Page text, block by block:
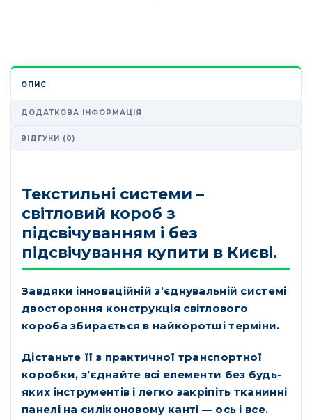
ОПИС
ДОДАТКОВА ІНФОРМАЦІЯ
ВІДГУКИ (0)
Текстильні системи –
світловий короб з
підсвічуванням і без
підсвічування купити в Києві.
Завдяки інноваційній з’єднувальній системі
двостороння конструкція світлового
короба збирається в найкоротші терміни.
Дістаньте її з практичної транспортної
коробки, з’єднайте всі елементи без будь-
яких інструментів і легко закріпіть тканинні
панелі на силіконовому канті — ось і все.